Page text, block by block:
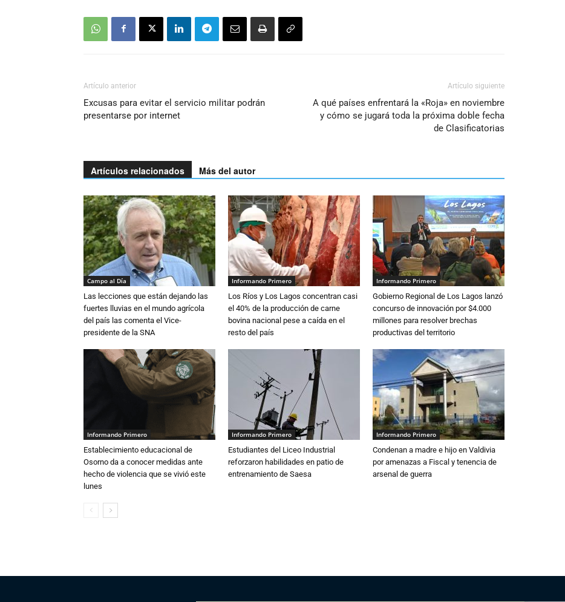
Artículo anterior
Excusas para evitar el servicio militar podrán
presentarse por internet
Artículo siguiente
A qué países enfrentará la «Roja» en noviembre
y cómo se jugará toda la próxima doble fecha
de Clasificatorias
Artículos relacionados Más del autor
Campo al Día
Las lecciones que están dejando las
fuertes lluvias en el mundo agrícola
del país las comenta el Vice-
presidente de la SNA
Informando Primero
Los Ríos y Los Lagos concentran casi
el 40% de la producción de carne
bovina nacional pese a caída en el
resto del país
Informando Primero
Gobierno Regional de Los Lagos lanzó
concurso de innovación por $4.000
millones para resolver brechas
productivas del territorio
Informando Primero
Establecimiento educacional de
Osorno da a conocer medidas ante
hecho de violencia que se vivió este
lunes
Informando Primero
Estudiantes del Liceo Industrial
reforzaron habilidades en patio de
entrenamiento de Saesa
Informando Primero
Condenan a madre e hijo en Valdivia
por amenazas a Fiscal y tenencia de
arsenal de guerra